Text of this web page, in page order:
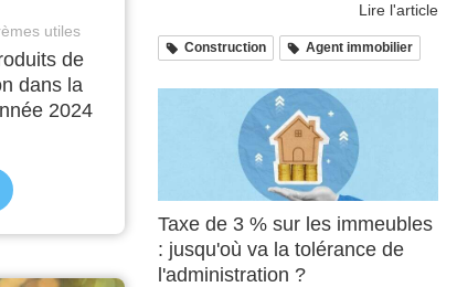
utiles
de
dans la
2024
Lire l'article
Construction Agent immobilier
Taxe de 3 % sur les immeubles
: jusqu'où va la tolérance de
l'administration ?